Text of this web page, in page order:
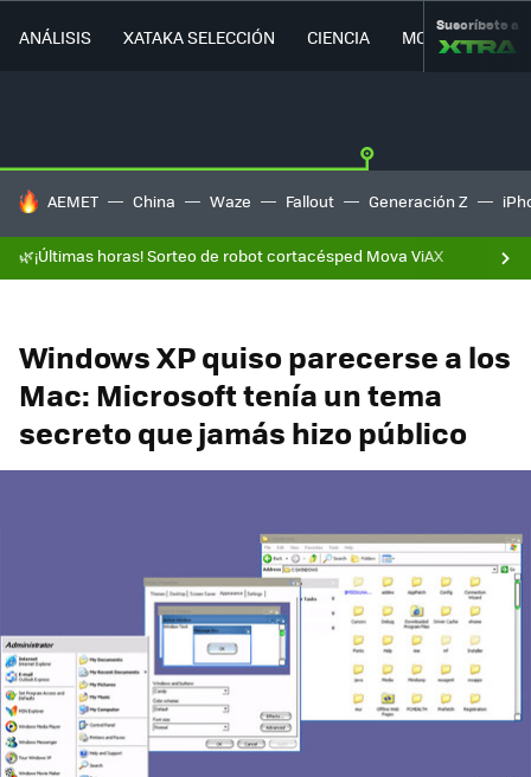
ANÁLISIS XATAKA SELECCIÓN CIENCIA MOVILIDAD
Suscríbete a
HOY SE HABLA DE
AEMET China Waze Fallout Generación Z
🌿¡Últimas horas! Sorteo de robot cortacésped Mova ViAX
Windows XP quiso parecerse a los
Mac: Microsoft tenía un tema
secreto que jamás hizo público